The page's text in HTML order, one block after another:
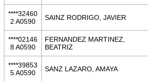
****32460
2 A0590
SAINZ RODRIGO, JAVIER
****02146
8 A0590
FERNANDEZ MARTINEZ,
BEATRIZ
****39853
5 A0590
SANZ LAZARO, AMAYA